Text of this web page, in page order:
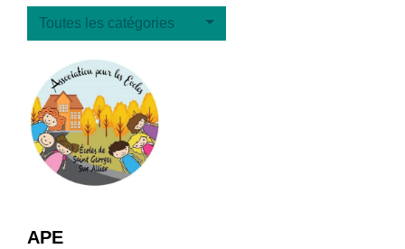
Toutes les catégories
APE